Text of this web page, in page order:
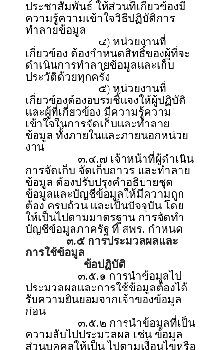
ประชาสัมพันธ์ ให้ส่วนที่เกี่ยวข้องมี
ความรู้ความเข้าใจวิธีปฏิบัติการ
ทำลายข้อมูล
๔) หน่วยงานที่
เกี่ยวข้อง ต้องกำหนดสิทธิ์ของผู้ที่จะ
ดำเนินการทำลายข้อมูลและเก็บ
ประวัติด้วยทุกครั้ง
๕) หน่วยงานที่
เกี่ยวข้องต้องอบรมชี้แจงให้ผู้ปฏิบัติ
และผู้ที่เกี่ยวข้อง มีความรู้ความ
เข้าใจในการจัดเก็บและทำลาย
ข้อมูล ทั้งภายในและภายนอกหน่วย
งาน
๓.๔.๗ เจ้าหน้าที่ผู้ดำเนิน
การจัดเก็บ จัดเก็บถาวร และทำลาย
ข้อมูล ต้องปรับปรุงคำอธิบายชุด
ข้อมูลและบัญชีข้อมูลให้มีความถูก
ต้อง ครบถ้วน และเป็นปัจจุบัน โดย
ให้เป็นไปตามมาตรฐาน การจัดทำ
บัญชีข้อมูลภาครัฐ ที่ สพร. กำหนด
๓.๕ การประมวลผลและ
การใช้ข้อมูล
ข้อปฏิบัติ
๓.๕.๑ การนำข้อมูลไป
ประมวลผลและการใช้ข้อมูลต้องได้
รับความยินยอมจากเจ้าของข้อมูล
ก่อน
๓.๕.๒ การนำข้อมูลที่เป็น
ความลับไปประมวลผล เช่น ข้อมูล
ส่วนบุคคลให้เป็น ไปตามเงื่อนไขหรือ